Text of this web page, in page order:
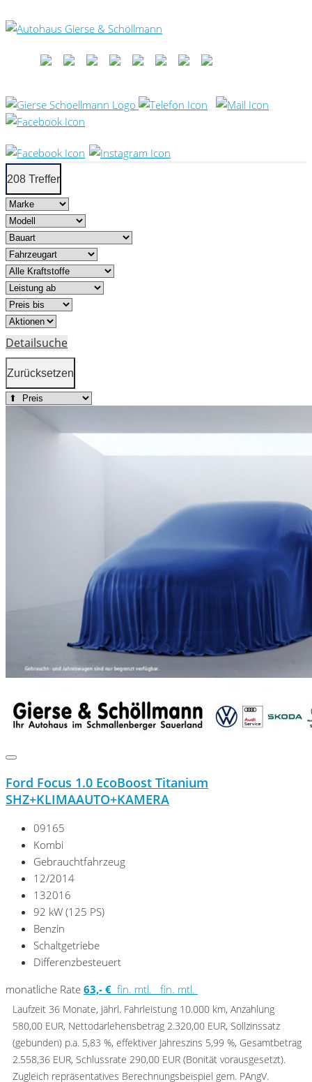
208 Treffer
Detailsuche
Zurücksetzen
Ford Focus 1.0 EcoBoost Titanium
SHZ+KLIMAAUTO+KAMERA
09165
Kombi
Gebrauchtfahrzeug
12/2014
132016
92 kW (125 PS)
Benzin
Schaltgetriebe
Differenzbesteuert
monatliche Rate 63,- € fin. mtl. fin. mtl.
Laufzeit 36 Monate, jährl. Fahrleistung 10.000 km, Anzahlung
580,00 EUR, Nettodarlehensbetrag 2.320,00 EUR, Sollzinssatz
(gebunden) p.a. 5,83 %, effektiver Jahreszins 5,99 %, Gesamtbetrag
2.558,36 EUR, Schlussrate 290,00 EUR (Bonität vorausgesetzt).
Zugleich repräsentatives Berechnungsbeispiel gem. PAngV.